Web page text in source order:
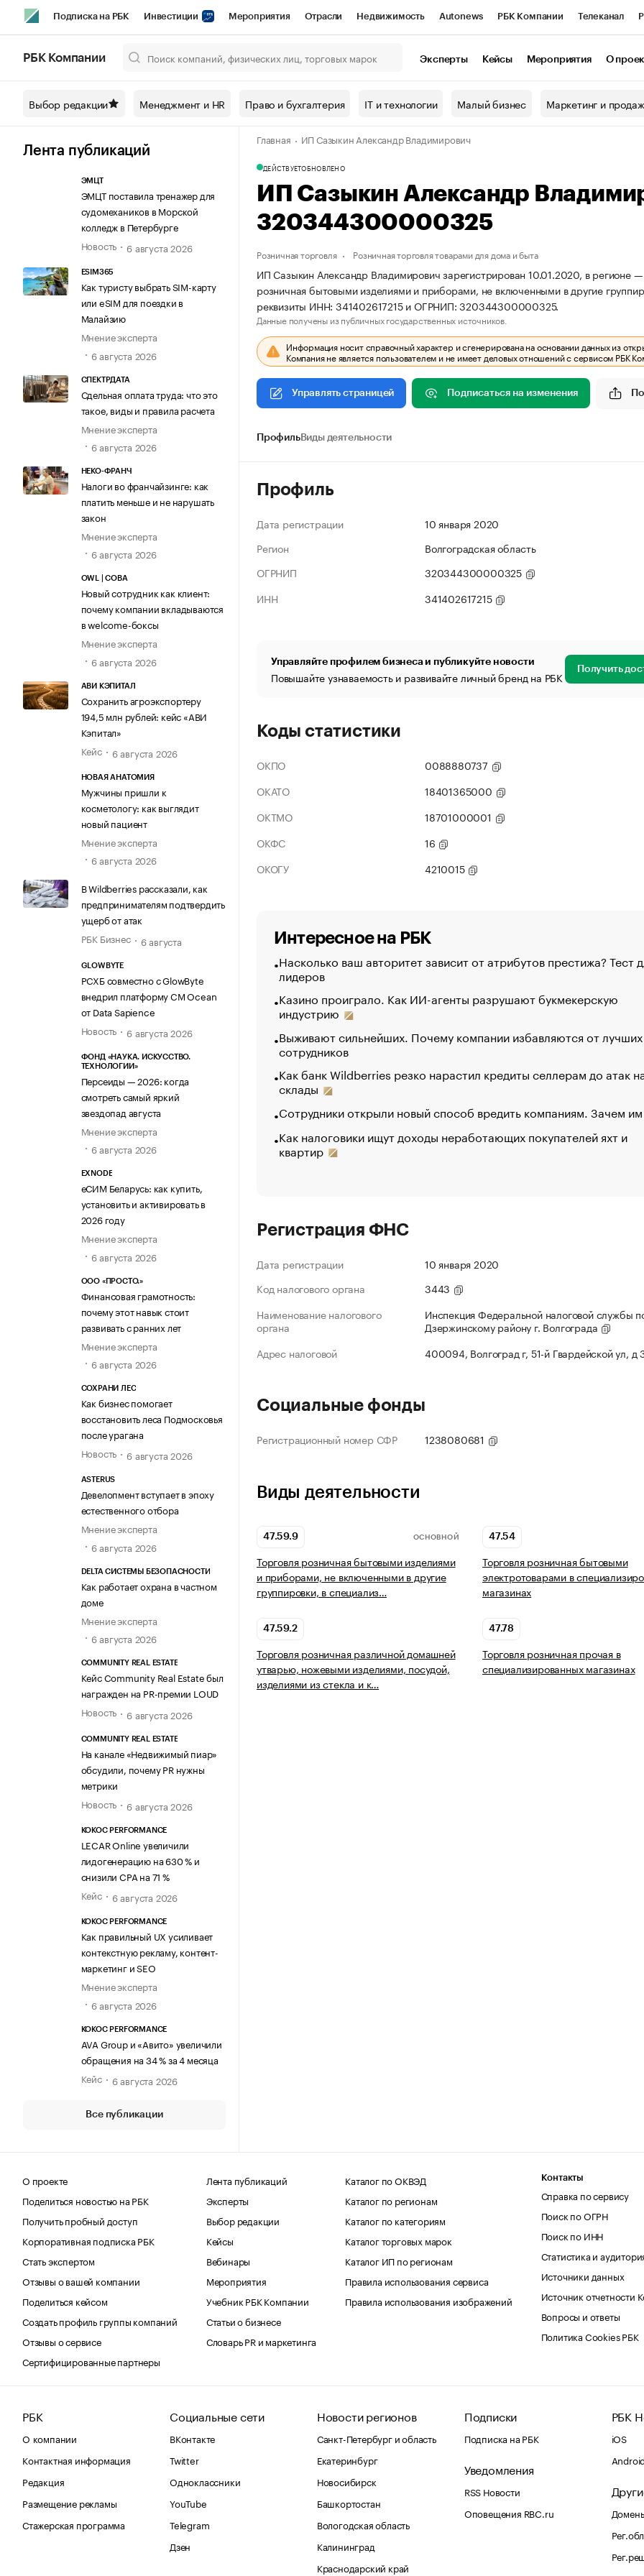
Подписка на РБК Инвестиции Мероприятия Отрасли Недвижимость Autonews РБК Компании Телеканал
Спецпроекты СПб Конференции СПб Спецпроекты Проверка контрагентов
Технологии и медиа Рынок наличной валюты
РБК Компании Эксперты Кейсы Мероприятия О
Выбор редакции Менеджмент и HR Право и бухгалтерия IT и технологии Малый бизнес Маркетинг и
Лента публикаций
ЭМЦТ
ЭМЦТ поставила тренажер для
судомехаников в Морской
колледж в Петербурге
Новость
6 августа 2026
ESIM365
Как туристу выбрать SIM-карту
или eSIM для поездки в
Малайзию
Мнение эксперта
6 августа 2026
СПЕКТРДАТА
Сдельная оплата труда: что это
такое, виды и правила расчета
Мнение эксперта
6 августа 2026
НЕКО-ФРАНЧ
Налоги во франчайзинге: как
платить меньше и не нарушать
закон
Мнение эксперта
6 августа 2026
OWL | СОВА
Новый сотрудник как клиент:
почему компании вкладываются
в welcome-боксы
Мнение эксперта
6 августа 2026
АВИ КЭПИТАЛ
Сохранить агроэкспортеру
194,5 млн рублей: кейс «АВИ
Кэпитал»
Кейс
6 августа 2026
НОВАЯ АНАТОМИЯ
Мужчины пришли к
косметологу: как выглядит
новый пациент
Мнение эксперта
6 августа 2026
В Wildberries рассказали, как
предпринимателям подтвердить
ущерб от атак
РБК Бизнес
6 августа
GLOWBYTE
РСХБ совместно с GlowByte
внедрил платформу CM Ocean
от Data Sapience
Новость
6 августа 2026
ФОНД «НАУКА. ИСКУССТВО.
ТЕХНОЛОГИИ»
Персеиды — 2026: когда
смотреть самый яркий
звездопад августа
Мнение эксперта
6 августа 2026
EXNODE
еСИМ Беларусь: как купить,
установить и активировать в
2026 году
Мнение эксперта
6 августа 2026
ООО «ПРОСТО.»
Финансовая грамотность:
почему этот навык стоит
развивать с ранних лет
Мнение эксперта
6 августа 2026
СОХРАНИ ЛЕС
Как бизнес помогает
восстановить леса Подмосковья
после урагана
Новость
6 августа 2026
ASTERUS
Девелопмент вступает в эпоху
естественного отбора
Мнение эксперта
6 августа 2026
DELTA СИСТЕМЫ БЕЗОПАСНОСТИ
Как работает охрана в частном
доме
Мнение эксперта
6 августа 2026
COMMUNITY REAL ESTATE
Кейс Community Real Estate был
награжден на PR-премии LOUD
Новость
6 августа 2026
COMMUNITY REAL ESTATE
На канале «Недвижимый пиар»
обсудили, почему PR нужны
метрики
Новость
6 августа 2026
KOKOC PERFORMANCE
LECAR Online увеличили
лидогенерацию на 630 % и
снизили CPA на 71 %
Кейс
6 августа 2026
KOKOC PERFORMANCE
Как правильный UX усиливает
контекстную рекламу, контент-
маркетинг и SEO
Мнение эксперта
6 августа 2026
KOKOC PERFORMANCE
AVA Group и «Авито» увеличили
обращения на 34 % за 4 месяца
Кейс
6 августа 2026
Все публикации
Главная ИП Сазыкин Александр Владимирович
ДЕЙСТВУЕТОБНОВЛЕНО
ИП Сазыкин Александр
320344300000325
Розничная торговля Розничная торговля товарами для дома и быта
ИП Сазыкин Александр Владимирович зарегистрирован 10.01.2020, в регионе
розничная бытовыми изделиями и приборами, не включенными в другие
реквизиты ИНН: 341402617215 и ОГРНИП: 320344300000325.
Данные получены из публичных государственных источников.
Информация носит справочный характер и сгенерирована на основании данных из
Компания не является пользователем и не имеет деловых отношений с сервисом РБК
Управлять страницей Подписаться на изменения
ПрофильВиды деятельности
Профиль
Дата регистрации
10 января 2020
Регион
Волгоградская область
ОГРНИП
320344300000325
ИНН
341402617215
Управляйте профилем бизнеса и публикуйте новости
Повышайте узнаваемость и развивайте личный бренд на РБК Получить
Коды статистики
ОКПО
0088880737
ОКАТО
18401365000
ОКТМО
18701000001
ОКФС
16
ОКОГУ
4210015
Интересное на РБК
Насколько ваш авторитет зависит от атрибутов престижа? Тест
лидеров
Казино проиграло. Как ИИ-агенты разрушают букмекерскую
индустрию
Выживают сильнейших. Почему компании избавляются от лучших
сотрудников
Как банк Wildberries резко нарастил кредиты селлерам до атак
склады
Сотрудники открыли новый способ вредить компаниям. Зачем
Как налоговики ищут доходы неработающих покупателей яхт и
квартир
Регистрация ФНС
Дата регистрации
10 января 2020
Код налогового органа
3443
Наименование налогового
органа
Инспекция Федеральной налоговой службы
Дзержинскому району г. Волгограда
Адрес налоговой
400094, Волгоград г, 51-й Гвардейской ул, д
Социальные фонды
Регистрационный номер СФР 1238080681
Виды деятельности
47.59.9 ОСНОВНОЙ
Торговля розничная бытовыми изделиями
и приборами, не включенными в другие
группировки, в специализ…
47.54
Торговля розничная бытовыми
электротоварами в
магазинах
47.59.2
Торговля розничная различной домашней
утварью, ножевыми изделиями, посудой,
изделиями из стекла и к…
47.78
Торговля розничная прочая в
специализированных магазинах
О проекте
Поделиться новостью на РБК
Получить пробный доступ
Корпоративная подписка РБК
Стать экспертом
Отзывы о вашей компании
Поделиться кейсом
Создать профиль группы компаний
Отзывы о сервисе
Сертифицированные партнеры
Лента публикаций
Эксперты
Выбор редакции
Кейсы
Вебинары
Мероприятия
Учебник РБК Компании
Статьи о бизнесе
Словарь PR и маркетинга
Каталог по ОКВЭД
Каталог по регионам
Каталог по категориям
Каталог торговых марок
Каталог ИП по регионам
Правила использования сервиса
Правила использования изображений
Контакты
Справка по сервису
Поиск по ОГРН
Поиск по ИНН
Статистика и
Источники данных
Источник отчетности
Вопросы и ответы
Политика Cookies РБК
РБК
О компании
Контактная информация
Редакция
Размещение рекламы
Стажерская программа
Социальные сети
ВКонтакте
Twitter
Одноклассники
YouTube
Telegram
Дзен
Новости регионов
Санкт-Петербург и область
Екатеринбург
Новосибирск
Башкортостан
Вологодская область
Калининград
Краснодарский край
Подписки
Подписка на РБК
Уведомления
RSS Новости
Оповещения RBC.ru
РБК
iOS